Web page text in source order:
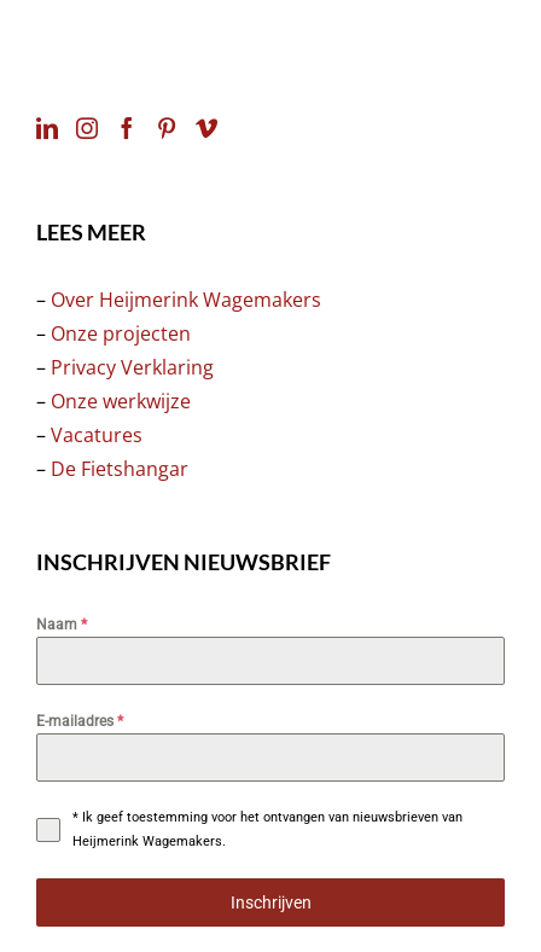
LEES MEER
– Over Heijmerink Wagemakers
– Onze projecten
– Privacy Verklaring
– Onze werkwijze
–Vacatures
– De Fietshangar
INSCHRIJVEN NIEUWSBRIEF
Naam *
E-mailadres *
* Ik geef toestemming voor het ontvangen van nieuwsbrieven van
Heijmerink Wagemakers.
Inschrijven